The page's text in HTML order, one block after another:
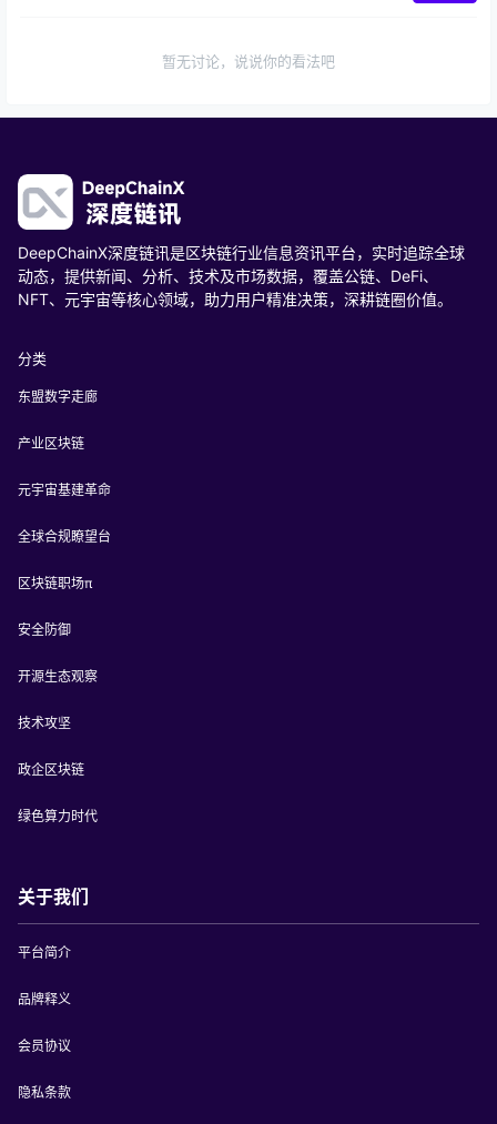
暂无讨论，说说你的看法吧
DeepChainX深度链讯是区块链行业信息资讯平台，实时追踪全球
动态，提供新闻、分析、技术及市场数据，覆盖公链、DeFi、
NFT、元宇宙等核心领域，助力用户精准决策，深耕链圈价值。
分类
东盟数字走廊
产业区块链
元宇宙基建革命
全球合规瞭望台
区块链职场π
安全防御
开源生态观察
技术攻坚
政企区块链
绿色算力时代
关于我们
平台简介
品牌释义
会员协议
隐私条款